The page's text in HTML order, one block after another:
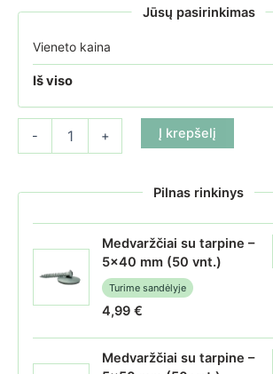
Jūsų pasirinkimas
Vieneto kaina
Iš viso
-
produkto kiekis: Kanalinio polikarbonato
+ Į krepšelį
Pilnas rinkinys
Medvaržčiai su tarpine –
5x40 mm (50 vnt.)
Turime sandėlyje
4,99 €
Medvaržčiai su tarpine –